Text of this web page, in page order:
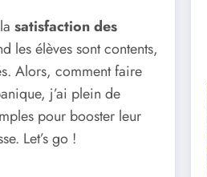
satisfaction des
les élèves sont contents,
Alors, comment faire
j’ai plein de
pour booster leur
Let’s go !